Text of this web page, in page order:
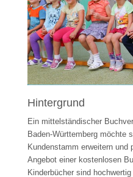
Hintergrund
Ein mittelständischer
Baden-Württemberg möchte
Kundenstamm erweitern und
Angebot einer kostenlosen
Kinderbücher sind